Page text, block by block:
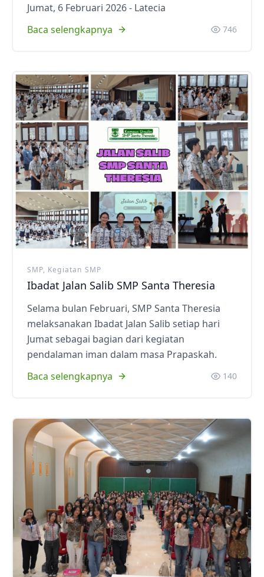
Jumat, 6 Februari 2026 - Latecia
Baca selengkapnya
746
SMP, Kegiatan SMP
Ibadat Jalan Salib SMP Santa Theresia
Selama bulan Februari, SMP Santa Theresia
melaksanakan Ibadat Jalan Salib setiap hari
Jumat sebagai bagian dari kegiatan
pendalaman iman dalam masa Prapaskah.
Baca selengkapnya
140